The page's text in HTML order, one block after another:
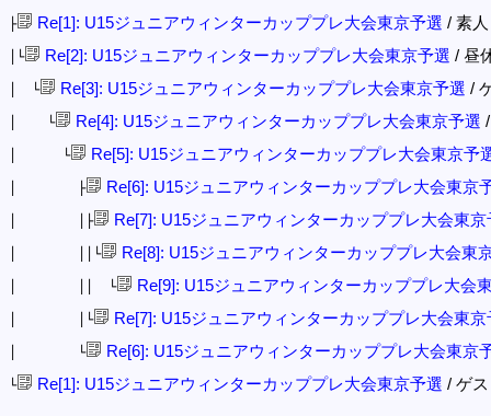
├ Re[1]: U15ジュニアウィンターカッププレ大会東京予選 / 素
│└ Re[2]: U15ジュニアウィンターカッププレ大会東京予選 / 昼
│ └ Re[3]: U15ジュニアウィンターカッププレ大会東京予選 /
│ └ Re[4]: U15ジュニアウィンターカッププレ大会東京予選
│ └ Re[5]: U15ジュニアウィンターカッププレ大会東京予
│ ├ Re[6]: U15ジュニアウィンターカッププレ大会東京
│ │├ Re[7]: U15ジュニアウィンターカッププレ大会東京
│ ││└ Re[8]: U15ジュニアウィンターカッププレ大会東
│ ││ └ Re[9]: U15ジュニアウィンターカッププレ大会
│ │└ Re[7]: U15ジュニアウィンターカッププレ大会東京
│ └ Re[6]: U15ジュニアウィンターカッププレ大会東京
└ Re[1]: U15ジュニアウィンターカッププレ大会東京予選 / ゲ